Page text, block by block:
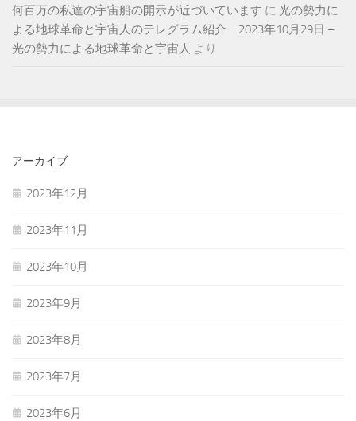
何百万の私達の宇宙船の開示が近づいています に 光の勢力に
よる地球革命と宇宙人のテレグラム紹介 2023年10月29日 –
光の勢力による地球革命と宇宙人 より
アーカイブ
2023年12月
2023年11月
2023年10月
2023年9月
2023年8月
2023年7月
2023年6月